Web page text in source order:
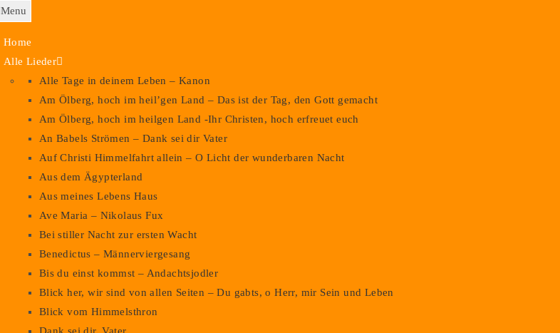
Menu
Home
Alle Lieder
Alle Tage in deinem Leben – Kanon
Am Ölberg, hoch im heil’gen Land – Das ist der Tag, den Gott gemacht
Am Ölberg, hoch im heilgen Land -Ihr Christen, hoch erfreuet euch
An Babels Strömen – Dank sei dir Vater
Auf Christi Himmelfahrt allein – O Licht der wunderbaren Nacht
Aus dem Ägypterland
Aus meines Lebens Haus
Ave Maria – Nikolaus Fux
Bei stiller Nacht zur ersten Wacht
Benedictus – Männerviergesang
Bis du einst kommst – Andachtsjodler
Blick her, wir sind von allen Seiten – Du gabts, o Herr, mir Sein und Leben
Blick vom Himmelsthron